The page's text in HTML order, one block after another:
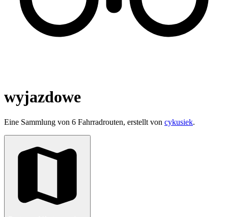
wyjazdowe
Eine Sammlung von 6 Fahrradrouten, erstellt von cykusiek.